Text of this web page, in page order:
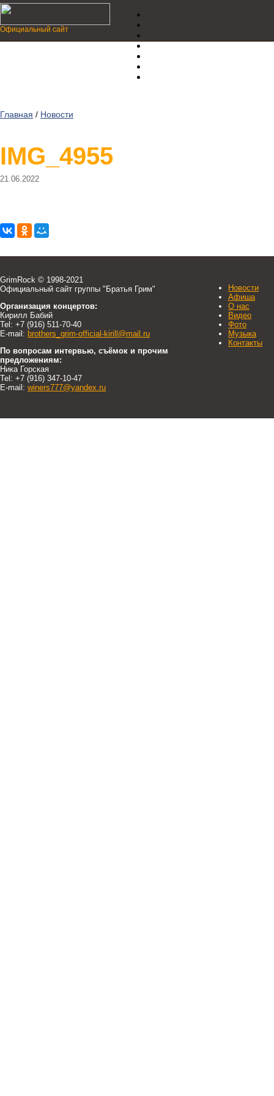
Официальный сайт
Главная / Новости
IMG_4955
21.06.2022
GrimRock © 1998-2021
Официальный сайт группы "Братья Грим"
Организация концертов:
Кирилл Бабий
Tel: +7 (916) 511-70-40
E-mail: brothers_grim-official-kirill@mail.ru
По вопросам интервью, съёмок и прочим
предложениям:
Ника Горская
Tel: +7 (916) 347-10-47
E-mail: winers777@yandex.ru
Новости
Афиша
О нас
Видео
Фото
Музыка
Контакты